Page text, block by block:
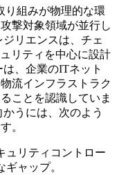
り組みが物理的な環
撃対象領域が並行し
リエンスは、チェ
リティを中心に設計
、企業のITネット
流インフラストラク
ことを認識していま
うには、次のよう
。
ュリティコントロー
ャップ。